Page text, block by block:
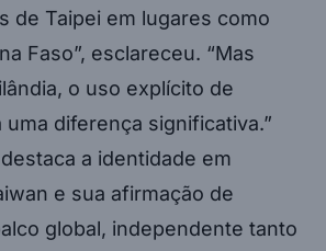
de Taipei em lugares como
Faso”, esclareceu. “Mas
o uso explícito de
uma diferença significativa.”
a identidade em
e sua afirmação de
global, independente tanto